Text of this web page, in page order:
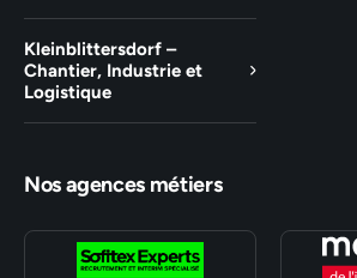
Kleinblittersdorf –
Chantier, Industrie et
Logistique
Nos agences métiers